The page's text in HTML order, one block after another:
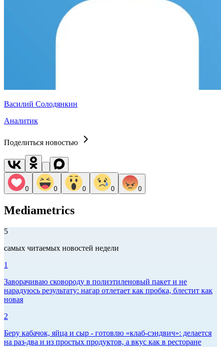
Василий Солодянкин
Аналитик
Поделиться новостью
0 0 0 0 0
Mediametrics
5
самых читаемых новостей недели
1
Заворачиваю сковороду в полиэтиленовый пакет и не
нарадуюсь результату: нагар отлетает как пробка, блестит как
новая
2
Беру кабачок, яйца и сыр - готовлю «клаб-сэндвич»: делается
на раз-два и из простых продуктов, а вкус как в ресторане